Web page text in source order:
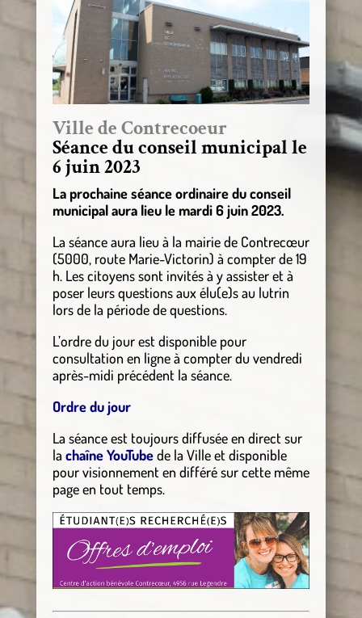
Ville de Contrecoeur
Séance du conseil municipal le
6 juin 2023
La prochaine séance ordinaire du conseil
municipal aura lieu le mardi 6 juin 2023.
La séance aura lieu à la mairie de Contrecœur
(5000, route Marie-Victorin) à compter de 19
h. Les citoyens sont invités à y assister et à
poser leurs questions aux élu(e)s au lutrin
lors de la période de questions.
L’ordre du jour est disponible pour
consultation en ligne à compter du vendredi
après-midi précédent la séance.
Ordre du jour
La séance est toujours diffusée en direct sur
la chaîne YouTubede la Ville et disponible
pour visionnement en différé sur cette même
page en tout temps.